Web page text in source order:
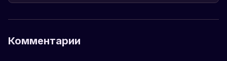
Комментарии